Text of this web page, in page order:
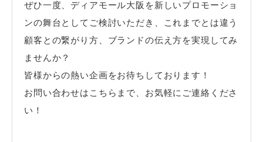
ぜひ一度、ディアモール大阪を新しいプロモーショ
ンの舞台としてご検討いただき、これまでとは違う
顧客との繋がり方、ブランドの伝え方を実現してみ
ませんか？
皆様からの熱い企画をお待ちしております！
お問い合わせはこちらまで、お気軽にご連絡くださ
い！